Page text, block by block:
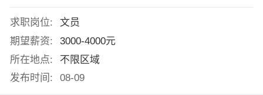
求职岗位:
文员
期望薪资:
3000-4000元
所在地点:
不限区域
发布时间:
08-09